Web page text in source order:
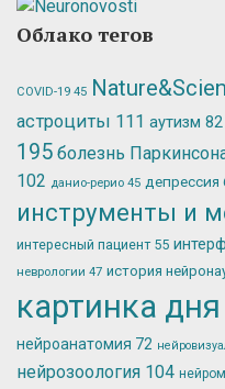
Облако тегов
COVID-19 45
астроциты 111 аутизм 82
195 болезнь
102 данио-рерио 45 депрессия
инструменты и
интересный пациент 55
неврологии 47 история
картинка дня
нейроанатомия 72
нейрозоология 104